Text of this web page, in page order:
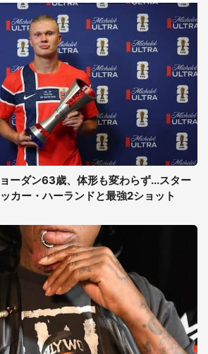
ーダン63歳、体形も変わらず...スター
カー・ハーランドと最強2ショット